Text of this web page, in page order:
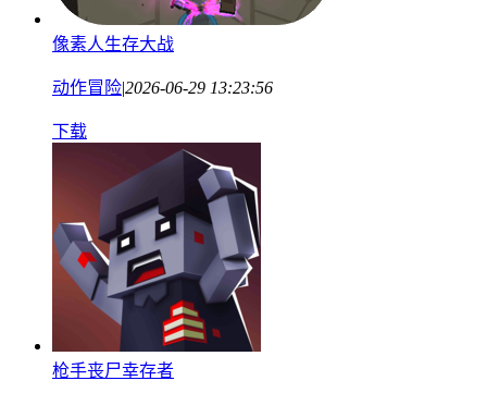
像素人生存大战
动作冒险|2026-06-29 13:23:56
下载
枪手丧尸幸存者